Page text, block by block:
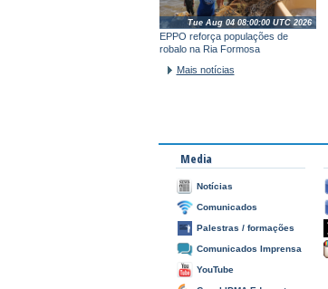
EPPO reforça populações de
robalo na Ria Formosa
Tue Aug 04 08:00:00 UTC 2026
Mais notícias
Media
Notícias
Comunicados
Palestras / formações
Comunicados Imprensa
YouTube